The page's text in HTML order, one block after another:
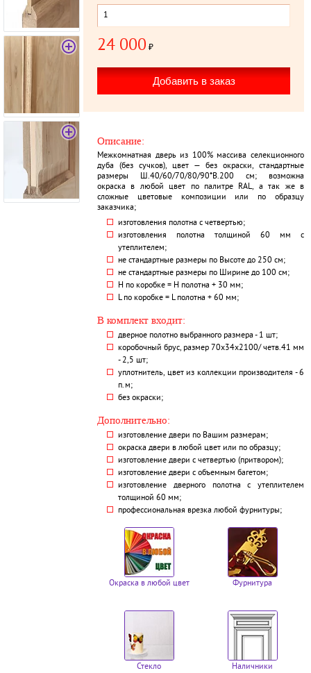
24 000 ₽
Описание:
Межкомнатная дверь из 100% массива селекционного
дуба (без сучков), цвет — без окраски, стандартные
размеры Ш.40/60/70/80/90*В.200 см; возможна
окраска в любой цвет по палитре RAL, а так же в
сложные цветовые композиции или по образцу
заказчика;
изготовления полотна с четвертью;
изготовления полотна толщиной 60 мм с
утеплителем;
не стандартные размеры по Высоте до 250 см;
не стандартные размеры по Ширине до 100 см;
H по коробке = Н полотна + 30 мм;
L по коробке = L полотна + 60 мм;
В комплект входит:
дверное полотно выбранного размера - 1 шт;
коробочный брус, размер 70х34х2100/ четв.41 мм
- 2,5 шт;
уплотнитель, цвет из коллекции производителя - 6
п.м;
без окраски;
Дополнительно:
изготовление двери по Вашим размерам;
окраска двери в любой цвет или по образцу;
изготовление двери с четвертью (притвором);
изготовление двери с объемным багетом;
изготовление дверного полотна с утеплителем
толщиной 60 мм;
профессиональная врезка любой фурнитуры;
Окраска в любой цвет Фурнитура
Стекло Наличники